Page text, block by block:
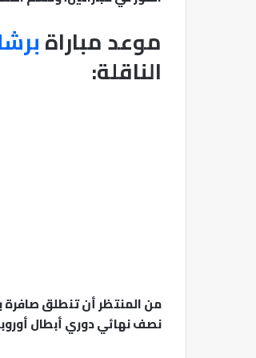
موعد مباراة
الناقلة:
من المنتظر أن تنطلق صافرة
نصف نهائي دوري أبطال